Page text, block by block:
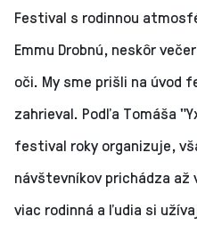
Festival s rodinnou
Emmu Drobnú, neskôr
oči. My sme prišli na úvod
zahrieval. Podľa Tomáša
festival roky organizuje,
návštevníkov prichádza až
viac rodinná a ľudia si